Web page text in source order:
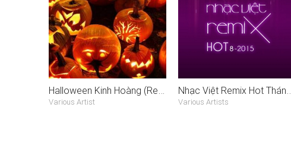
Various Artist Various Artists